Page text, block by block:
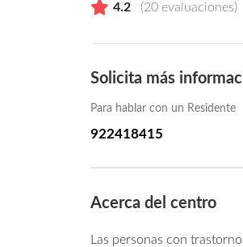
4.2 (20 evaluaciones)
Solicita más
Para hablar con un Residente
922418415
Acerca del centro
Las personas con